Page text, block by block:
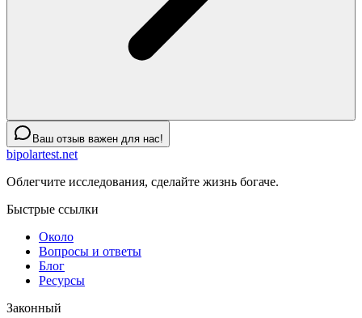
Ваш отзыв важен для нас!
bipolartest.net
Облегчите исследования, сделайте жизнь богаче.
Быстрые ссылки
Около
Вопросы и ответы
Блог
Ресурсы
Законный